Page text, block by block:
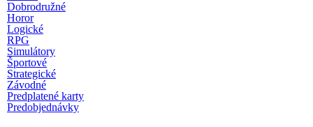
Dobrodružné
Horor
Logické
RPG
Simulátory
Športové
Strategické
Závodné
Predplatené karty
Predobjednávky